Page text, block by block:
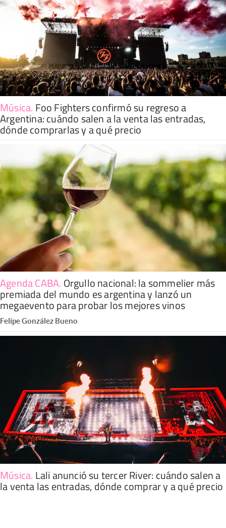
Música. Foo Fighters confirmó su regreso a
Argentina: cuándo salen a la venta las entradas,
dónde comprarlas y a qué precio
Agenda CABA. Orgullo nacional: la sommelier más
premiada del mundo es argentina y lanzó un
megaevento para probar los mejores vinos
Felipe González Bueno
Música. Lali anunció su tercer River: cuándo salen a
la venta las entradas, dónde comprar y a qué precio